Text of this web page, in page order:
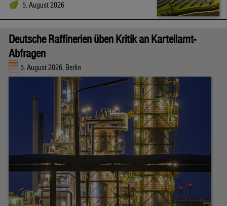
5. August 2026
Deutsche Raffinerien üben Kritik an Kartellamt-
Abfragen
5. August 2026, Berlin